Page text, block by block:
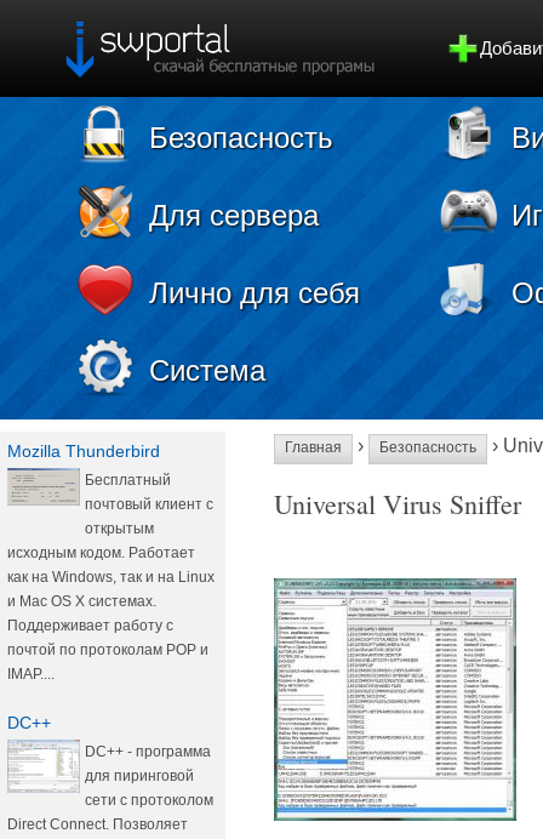
Безопасность
Для сервера
Лично для себя
Система
Mozilla Thunderbird
Бесплатный
почтовый клиент с
открытым
исходным кодом. Работает
как на Windows, так и на Linux
и Mac OS X системах.
Поддерживает работу с
почтой по протоколам POP и
IMAP....
DC++
DC++ - программа
для пиринговой
сети с протоколом
Direct Connect. Позволяет
Главная › Безопасность ›
Universal Virus Sniffer